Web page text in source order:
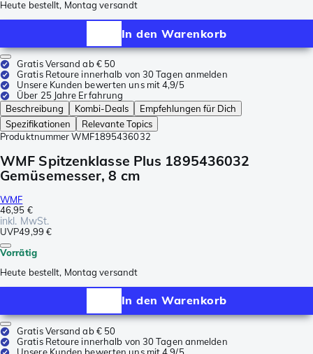
Heute bestellt, Montag versandt
In den Warenkorb
Gratis Versand ab € 50
Gratis Retoure innerhalb von 30 Tagen anmelden
Unsere Kunden bewerten uns mit 4,9/5
Über 25 Jahre Erfahrung
Beschreibung
Kombi-Deals
Empfehlungen für Dich
Spezifikationen
Relevante Topics
Produktnummer WMF1895436032
WMF Spitzenklasse Plus 1895436032
Gemüsemesser, 8 cm
WMF
46,95 €
inkl. MwSt.
UVP49,99 €
Vorrätig
Heute bestellt, Montag versandt
In den Warenkorb
Gratis Versand ab € 50
Gratis Retoure innerhalb von 30 Tagen anmelden
Unsere Kunden bewerten uns mit 4,9/5